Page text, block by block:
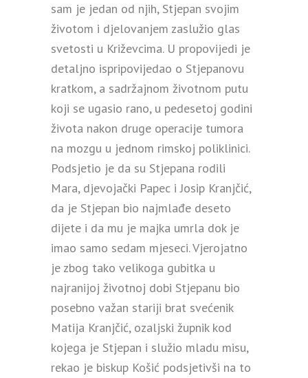
sam je jedan od njih, Stjepan svojim
životom i djelovanjem zaslužio glas
svetosti u Križevcima. U propovijedi je
detaljno ispripovijedao o Stjepanovu
kratkom, a sadržajnom životnom putu
koji se ugasio rano, u pedesetoj godini
života nakon druge operacije tumora
na mozgu u jednom rimskoj poliklinici.
Podsjetio je da su Stjepana rodili
Mara, djevojački Papec i Josip Kranjčić,
da je Stjepan bio najmlađe deseto
dijete i da mu je majka umrla dok je
imao samo sedam mjeseci. Vjerojatno
je zbog tako velikoga gubitka u
najranijoj životnoj dobi Stjepanu bio
posebno važan stariji brat svećenik
Matija Kranjčić, ozaljski župnik kod
kojega je Stjepan i služio mladu misu,
rekao je biskup Košić podsjetivši na to